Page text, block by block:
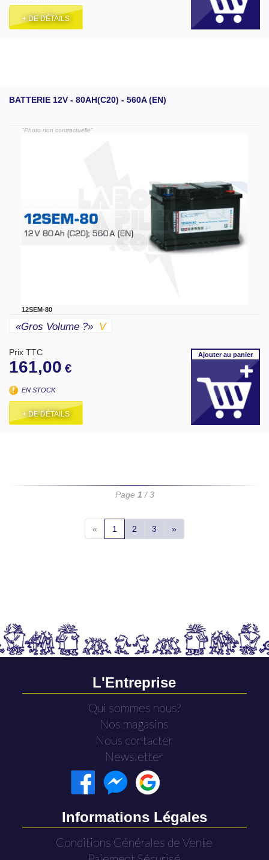
+ DE DÉTAILS
BATTERIE 12V - 80AH(C20) - 560A (EN)
"Photo non contractuelle"
12SEM-80
«gros Volume ?» V
Prix TTC
161,00 €
EN STOCK
+ DE DÉTAILS
Ajouterau panier
Page 1 / 3
« 1 2 3 »
L'Entreprise
Qui sommes nous?
Nos magasins
Nous contacter
Newsletter
Informations Légales
Conditions Générales de Vente